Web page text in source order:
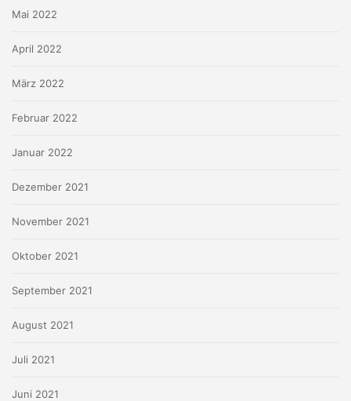
Mai 2022
April 2022
März 2022
Februar 2022
Januar 2022
Dezember 2021
November 2021
Oktober 2021
September 2021
August 2021
Juli 2021
Juni 2021